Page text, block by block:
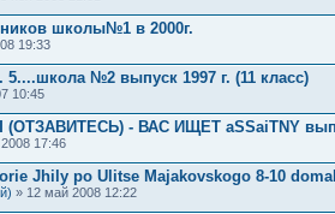
школы№1 в 2000г.
19:33
5....школа №2 выпуск 1997 г. (11 класс)
10:45
- ВАС ИЩЕТ aSSaiTNY
17:46
Jhily po Ulitse Majakovskogo 8-10
» 12 май 2008 12:22